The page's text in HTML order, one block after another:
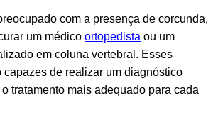
com a presença de corcunda,
um médico ortopedista ou um
em coluna vertebral. Esses
capazes de realizar um diagnóstico
tratamento mais adequado para cada